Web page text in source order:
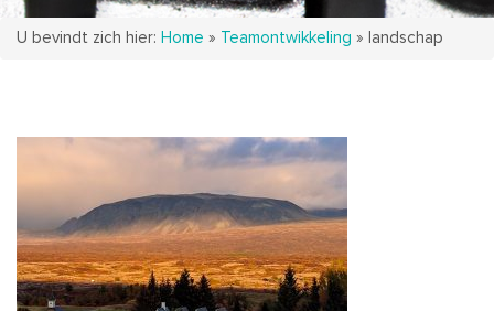
U bevindt zich hier: Home » Teamontwikkeling » landschap